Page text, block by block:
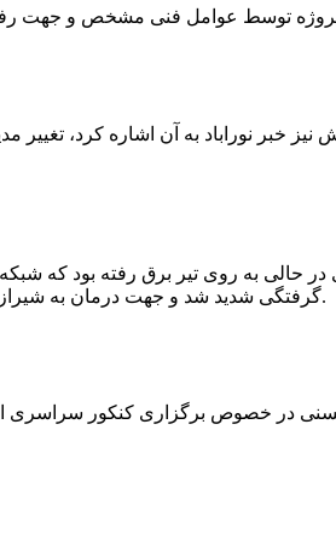
مدیریتی سال ۹۸ که چندی پیش نیز خبر نوراباد
در حالی به روی تیر برق رفته بود که
گرفتگی شدید شد و جهت درمان به شیراز انتقال یافت.به گفته این منبع آگاه ؛ متاسفانه هر دو دست این نیروی کار به دلیل سوختگی شدید قطع شده است.